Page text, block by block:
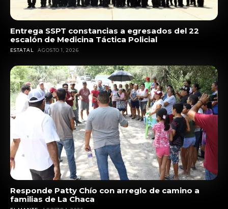
Entrega SSPT constancias a egresados del 22
escalón de Medicina Táctica Policial
ESTATAL AGOSTO 1, 2026
Responde Patty Chío con arreglo de camino a
familias de La Chaca